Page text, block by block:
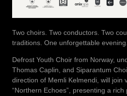
Two choirs. Two conductors. Two
traditions. One unforgettable evening.
Defrost Youth Choir from Norway,
Thomas Caplin, and Siparantum
direction of Memli Kelmendi, will join
“Northern Echoes”, presenting a